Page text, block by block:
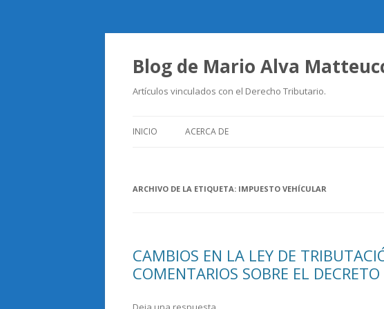
Blog de Mario Alva
Artículos vinculados con el Derecho Tributario.
INICIO ACERCA DE
ARCHIVO DE LA ETIQUETA: IMPUESTO VEHÍCULAR
CAMBIOS EN LA LEY DE
COMENTARIOS SOBRE EL